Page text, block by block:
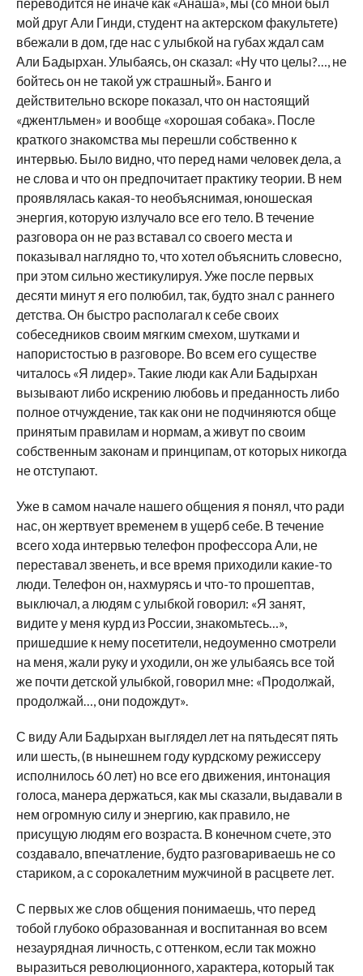
мой друг Али Гинди, студент на актерском факультете)
вбежали в дом, где нас с улыбкой на губах ждал сам
Али Бадырхан. Улыбаясь, он сказал: «Ну что целы?…, не
бойтесь он не такой уж страшный». Банго и
действительно вскоре показал, что он настоящий
«джентльмен» и вообще «хорошая собака». После
краткого знакомства мы перешли собственно к
интервью. Было видно, что перед нами человек дела, а
не слова и что он предпочитает практику теории. В нем
проявлялась какая-то необъяснимая, юношеская
энергия, которую излучало все его тело. В течение
разговора он не раз вставал со своего места и
показывал наглядно то, что хотел объяснить словесно,
при этом сильно жестикулируя. Уже после первых
десяти минут я его полюбил, так, будто знал с раннего
детства. Он быстро располагал к себе своих
собеседников своим мягким смехом, шутками и
напористостью в разговоре. Во всем его существе
читалось «Я лидер». Такие люди как Али Бадырхан
вызывают либо искрению любовь и преданность либо
полное отчуждение, так как они не подчиняются обще
принятым правилам и нормам, а живут по своим
собственным законам и принципам, от которых никогда
не отступают.
Уже в самом начале нашего общения я понял, что ради
нас, он жертвует временем в ущерб себе. В течение
всего хода интервью телефон профессора Али, не
переставал звенеть, и все время приходили какие-то
люди. Телефон он, нахмурясь и что-то прошептав,
выключал, а людям с улыбкой говорил: «Я занят,
видите у меня курд из России, знакомьтесь…»,
пришедшие к нему посетители, недоуменно смотрели
на меня, жали руку и уходили, он же улыбаясь все той
же почти детской улыбкой, говорил мне: «Продолжай,
продолжай…, они подождут».
С виду Али Бадырхан выглядел лет на пятьдесят пять
или шесть, (в нынешнем году курдскому режиссеру
исполнилось 60 лет) но все его движения, интонация
голоса, манера держаться, как мы сказали, выдавали в
нем огромную силу и энергию, как правило, не
присущую людям его возраста. В конечном счете, это
создавало, впечатление, будто разговариваешь не со
стариком, а с сорокалетним мужчиной в расцвете лет.
С первых же слов общения понимаешь, что перед
тобой глубоко образованная и воспитанная во всем
незаурядная личность, с оттенком, если так можно
выразиться революционного, характера, который так